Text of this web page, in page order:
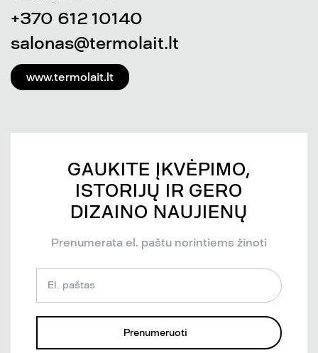
+370 612 10140
salonas@termolait.lt
www.termolait.lt
GAUKITE ĮKVĖPIMO,
ISTORIJŲ IR GERO
DIZAINO NAUJIENŲ
Prenumerata el. paštu norintiems žinoti
El. paštas
Prenumeruoti